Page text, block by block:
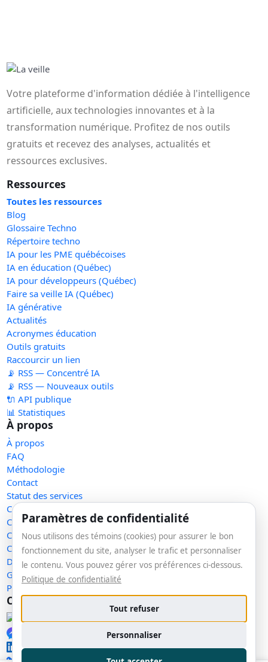
Votre plateforme d'information dédiée à l'intelligence
artificielle, aux technologies innovantes et à la
transformation numérique. Profitez de nos outils
gratuits et recevez des analyses, actualités et
ressources exclusives.
Ressources
Toutes les ressources
Blog
Glossaire Techno
Répertoire techno
IA pour les PME québécoises
IA en éducation (Québec)
IA pour développeurs (Québec)
Faire sa veille IA (Québec)
IA générative
Actualités
Acronymes éducation
Outils gratuits
Raccourcir un lien
📡 RSS — Concentré IA
📡 RSS — Nouveaux outils
🔌 API publique
📊 Statistiques
À propos
À propos
FAQ
Méthodologie
Contact
Statut des services
Confidentialité
Conditions d'utilisation
Conditions de vente
Cookies
Demande de retrait
Gérer les témoins
Plan du site
Communauté
LinkedIn
🔑 Se connecter
Paramètres de confidentialité
Nous utilisons des témoins (cookies) pour assurer le bon
fonctionnement du site, analyser le trafic et personnaliser
le contenu. Vous pouvez gérer vos préférences ci-dessous.
Politique de confidentialité
Tout refuser
Personnaliser